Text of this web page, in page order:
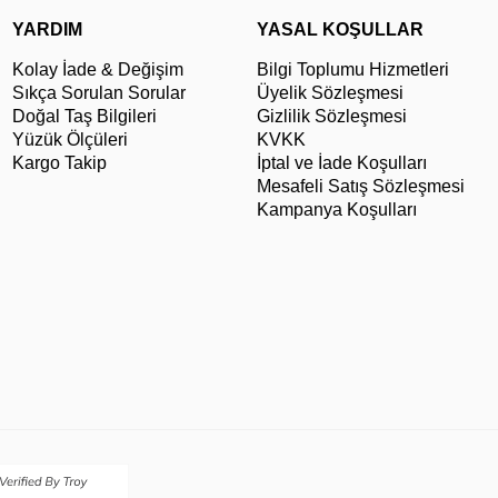
YARDIM
Kolay İade & Değişim
Sıkça Sorulan Sorular
Doğal Taş Bilgileri
Yüzük Ölçüleri
Kargo Takip
YASAL KOŞULLAR
Bilgi Toplumu Hizmetleri
Üyelik Sözleşmesi
Gizlilik Sözleşmesi
KVKK
İptal ve İade Koşulları
Mesafeli Satış Sözleşmesi
Kampanya Koşulları